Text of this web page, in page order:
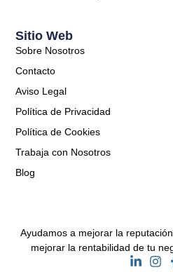
Ayudamos a mejorar la
mejorar la rentabilidad de tu
Sitio Web
Sobre Nosotros
Contacto
Aviso Legal
Política de Privacidad
Política de Cookies
Trabaja con Nosotros
Blog